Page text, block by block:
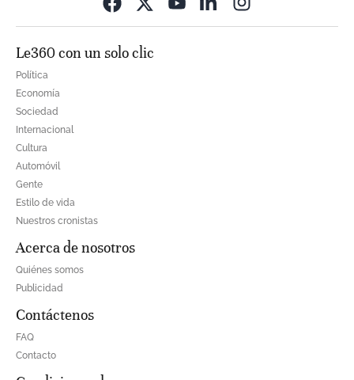
Le360 con un solo clic
Política
Economía
Sociedad
Internacional
Cultura
Automóvil
Gente
Estilo de vida
Nuestros cronistas
Acerca de nosotros
Quiénes somos
Publicidad
Contáctenos
FAQ
Contacto